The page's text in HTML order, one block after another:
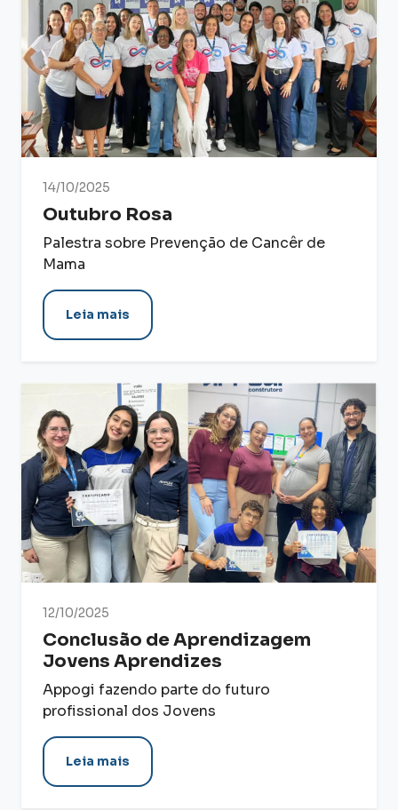
14/10/2025
Outubro Rosa
Palestra sobre Prevenção de Cancêr de
Mama
Leia mais
12/10/2025
Conclusão de Aprendizagem
Jovens Aprendizes
Appogi fazendo parte do futuro
profissional dos Jovens
Leia mais